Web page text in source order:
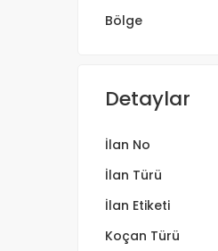
Bölge
Detaylar
İlan No
İlan Türü
İlan Etiketi
Koçan Türü